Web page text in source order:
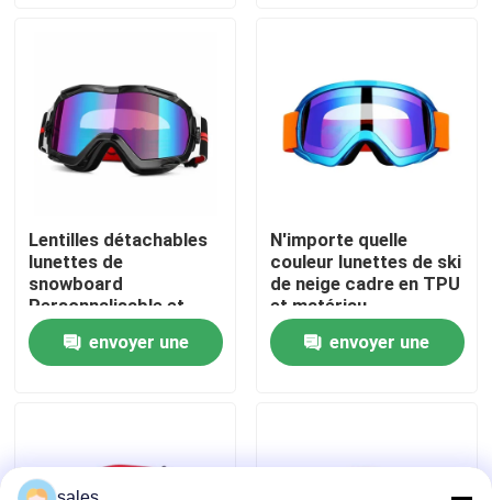
Contactez-nous
Cas
Demandez une citation
Lunettes de verres de sûreté
Lentilles détachables
lunettes de
snowboard
Personnalisable et
performance
imbattableenvoyer une
N'importe quelle
couleur lunettes de ski
de neige cadre en TPU
et matériau
thermoplastique en
polyuréthane pour les
activités de plein air
envoyer une